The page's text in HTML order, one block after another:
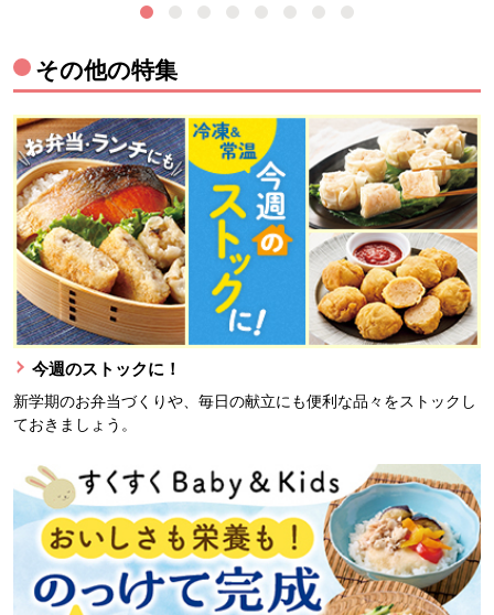
その他の特集
今週のストックに！
新学期のお弁当づくりや、毎日の献立にも便利な品々をストックし
ておきましょう。